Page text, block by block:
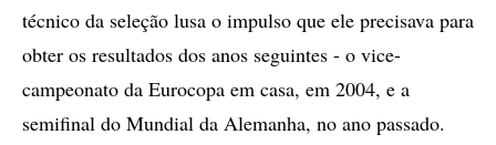
técnico da seleção lusa o impulso que ele precisava para
obter os resultados dos anos seguintes - o vice-
campeonato da Eurocopa em casa, em 2004, e a
semifinal do Mundial da Alemanha, no ano passado.